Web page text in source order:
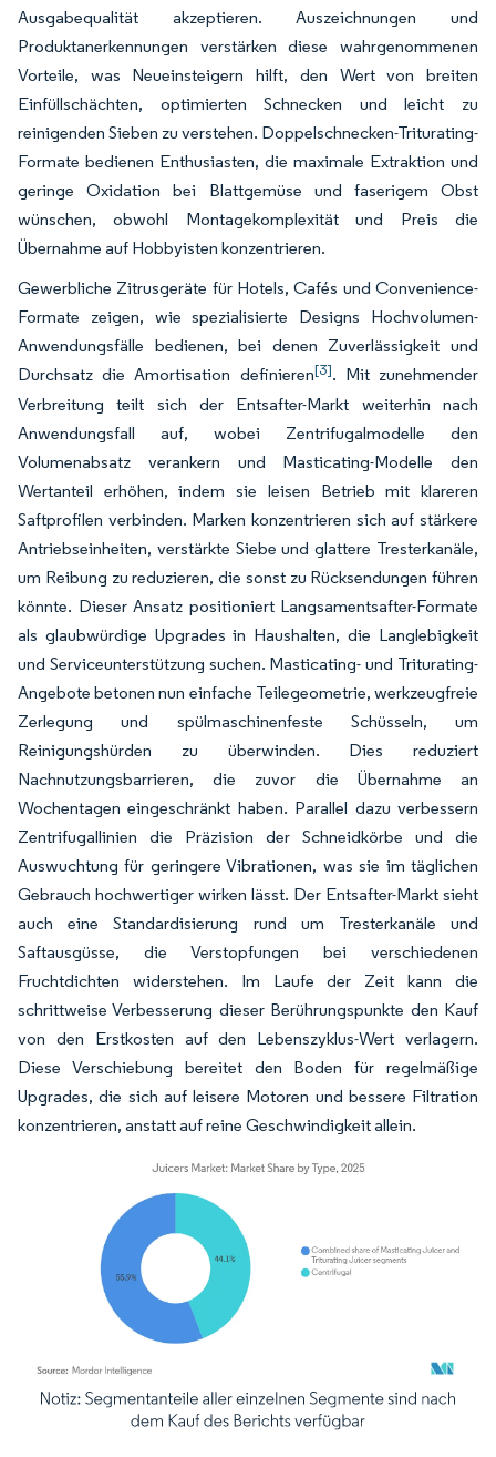
Ausgabequalität akzeptieren. Auszeichnungen und
Produktanerkennungen verstärken diese wahrgenommenen
Vorteile, was Neueinsteigern hilft, den Wert von breiten
Einfüllschächten, optimierten Schnecken und leicht zu
reinigenden Sieben zu verstehen. Doppelschnecken-Triturating-
Formate bedienen Enthusiasten, die maximale Extraktion und
geringe Oxidation bei Blattgemüse und faserigem Obst
wünschen, obwohl Montagekomplexität und Preis die
Übernahme auf Hobbyisten konzentrieren.
Gewerbliche Zitrusgeräte für Hotels, Cafés und Convenience-
Formate zeigen, wie spezialisierte Designs Hochvolumen-
Anwendungsfälle bedienen, bei denen Zuverlässigkeit und
Durchsatz die Amortisation definieren[3]. Mit zunehmender
Verbreitung teilt sich der Entsafter-Markt weiterhin nach
Anwendungsfall auf, wobei Zentrifugalmodelle den
Volumenabsatz verankern und Masticating-Modelle den
Wertanteil erhöhen, indem sie leisen Betrieb mit klareren
Saftprofilen verbinden. Marken konzentrieren sich auf stärkere
Antriebseinheiten, verstärkte Siebe und glattere Tresterkanäle,
um Reibung zu reduzieren, die sonst zu Rücksendungen führen
könnte. Dieser Ansatz positioniert Langsamentsafter-Formate
als glaubwürdige Upgrades in Haushalten, die Langlebigkeit
und Serviceunterstützung suchen. Masticating- und Triturating-
Angebote betonen nun einfache Teilegeometrie, werkzeugfreie
Zerlegung und spülmaschinenfeste Schüsseln, um
Reinigungshürden zu überwinden. Dies reduziert
Nachnutzungsbarrieren, die zuvor die Übernahme an
Wochentagen eingeschränkt haben. Parallel dazu verbessern
Zentrifugallinien die Präzision der Schneidkörbe und die
Auswuchtung für geringere Vibrationen, was sie im täglichen
Gebrauch hochwertiger wirken lässt. Der Entsafter-Markt sieht
auch eine Standardisierung rund um Tresterkanäle und
Saftausgüsse, die Verstopfungen bei verschiedenen
Fruchtdichten widerstehen. Im Laufe der Zeit kann die
schrittweise Verbesserung dieser Berührungspunkte den Kauf
von den Erstkosten auf den Lebenszyklus-Wert verlagern.
Diese Verschiebung bereitet den Boden für regelmäßige
Upgrades, die sich auf leisere Motoren und bessere Filtration
konzentrieren, anstatt auf reine Geschwindigkeit allein.
Bild © Mordor Intelligence. Wiederverwendung erfordert Namensnennung